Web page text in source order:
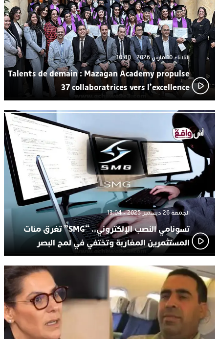
الثلاثاء 10 مارس 2026 - 10:40
Talents de demain : Mazagan Academy propulse
37 collaboratrices vers l’excellence
الجمعة 26 ديسمبر 2025 - 13:04
تسونامي النصب الإلكتروني.. “SMG” تغرق مئات
المستثمرين المغاربة وتختفي في لمح البصر